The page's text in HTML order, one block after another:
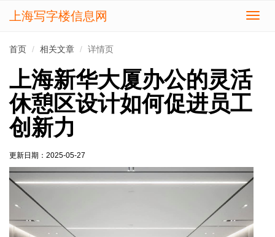
切
上海写字楼信息网
首页 相关文章 详情页
上海新华大厦办公的灵活
休憩区设计如何促进员工
创新力
更新日期： 2025-05-27